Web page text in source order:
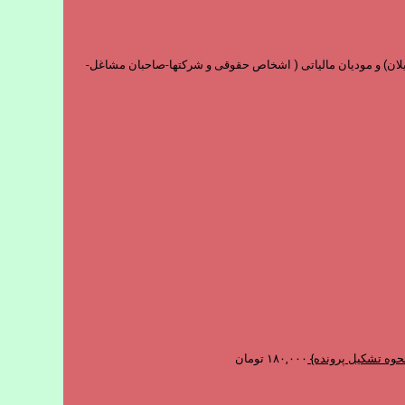
فارغ التحصیلان) و مودیان مالیاتی ( اشخاص حقوقی و شرکتها-صاحبان مشاغل-
تشکیل پرونده} ۱۸۰,۰۰۰ تومان